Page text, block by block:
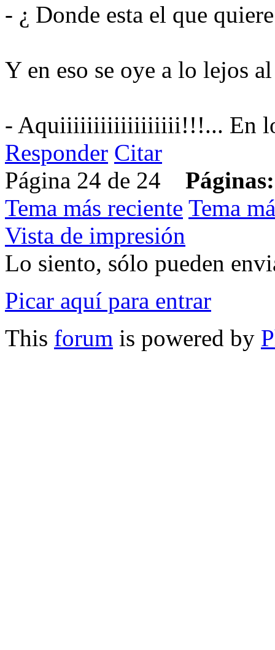
- ¿ Donde esta el que
Y en eso se oye a lo lejos
- Aquiiiiiiiiiiiiiiiiii!!!... En
Responder Citar
Página 24 de 24 Páginas:
Tema más reciente Tema
Vista de impresión
Lo siento, sólo pueden
Picar aquí para entrar
This forum is powered by